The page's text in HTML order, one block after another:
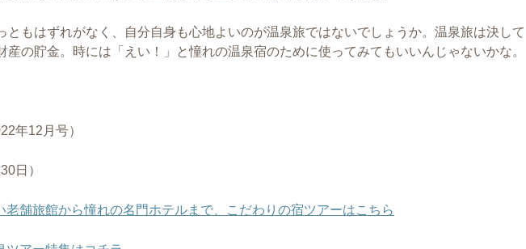
ともはずれがなく、自分自身も心地よいのが温泉旅ではないでしょうか。温泉旅は決して
産の貯金。時には「えい！」と憧れの温泉宿のために使ってみてもいいんじゃないかな。
年12月号）
日）
舗旅館から憧れの名門ホテルまで、こだわりの宿ツアーはこちら